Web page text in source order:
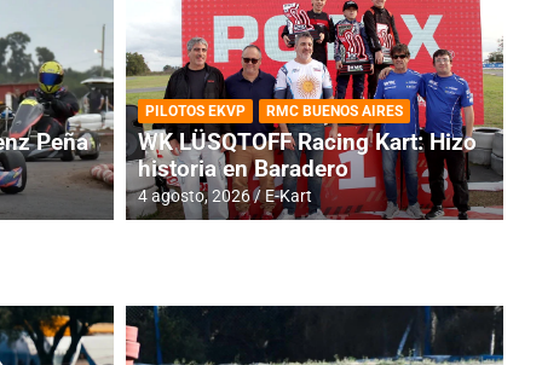
RMC BUENOS AIRES
Cerró una jornada
Peña
PILOTOS EKVP RMC BUENOS AIRES
WK LÜSQTOFF Racing Kart: Hizo
historia en Baradero
4 agosto, 2026 E-Kart